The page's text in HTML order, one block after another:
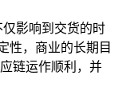
仅影响到交货的时
性，商业的长期目
链运作顺利，并